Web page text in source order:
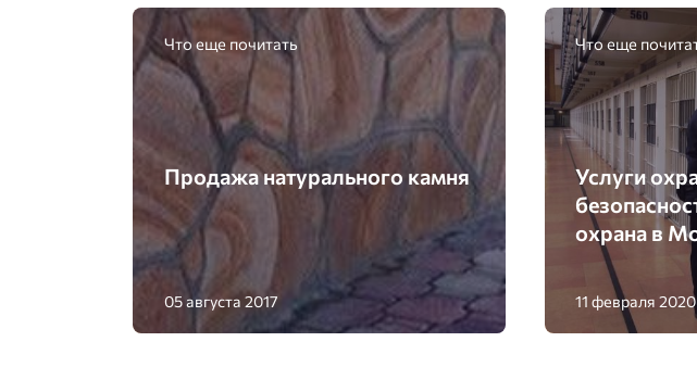
Что еще почитать
Продажа натурального камня
05 августа 2017
Что еще
Услуги
охрана в
11 февраля 2020